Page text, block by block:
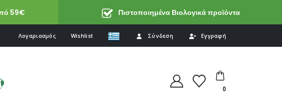
59€ Πιστοποιημένα Βιολογικά προϊόντα
Λογαριασμός Wishlist Σύνδεση Εγγραφή
0